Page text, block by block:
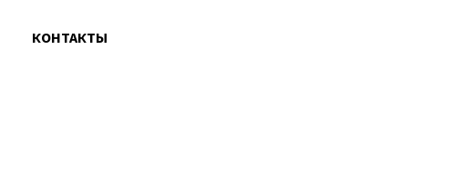
КОНТАКТЫ